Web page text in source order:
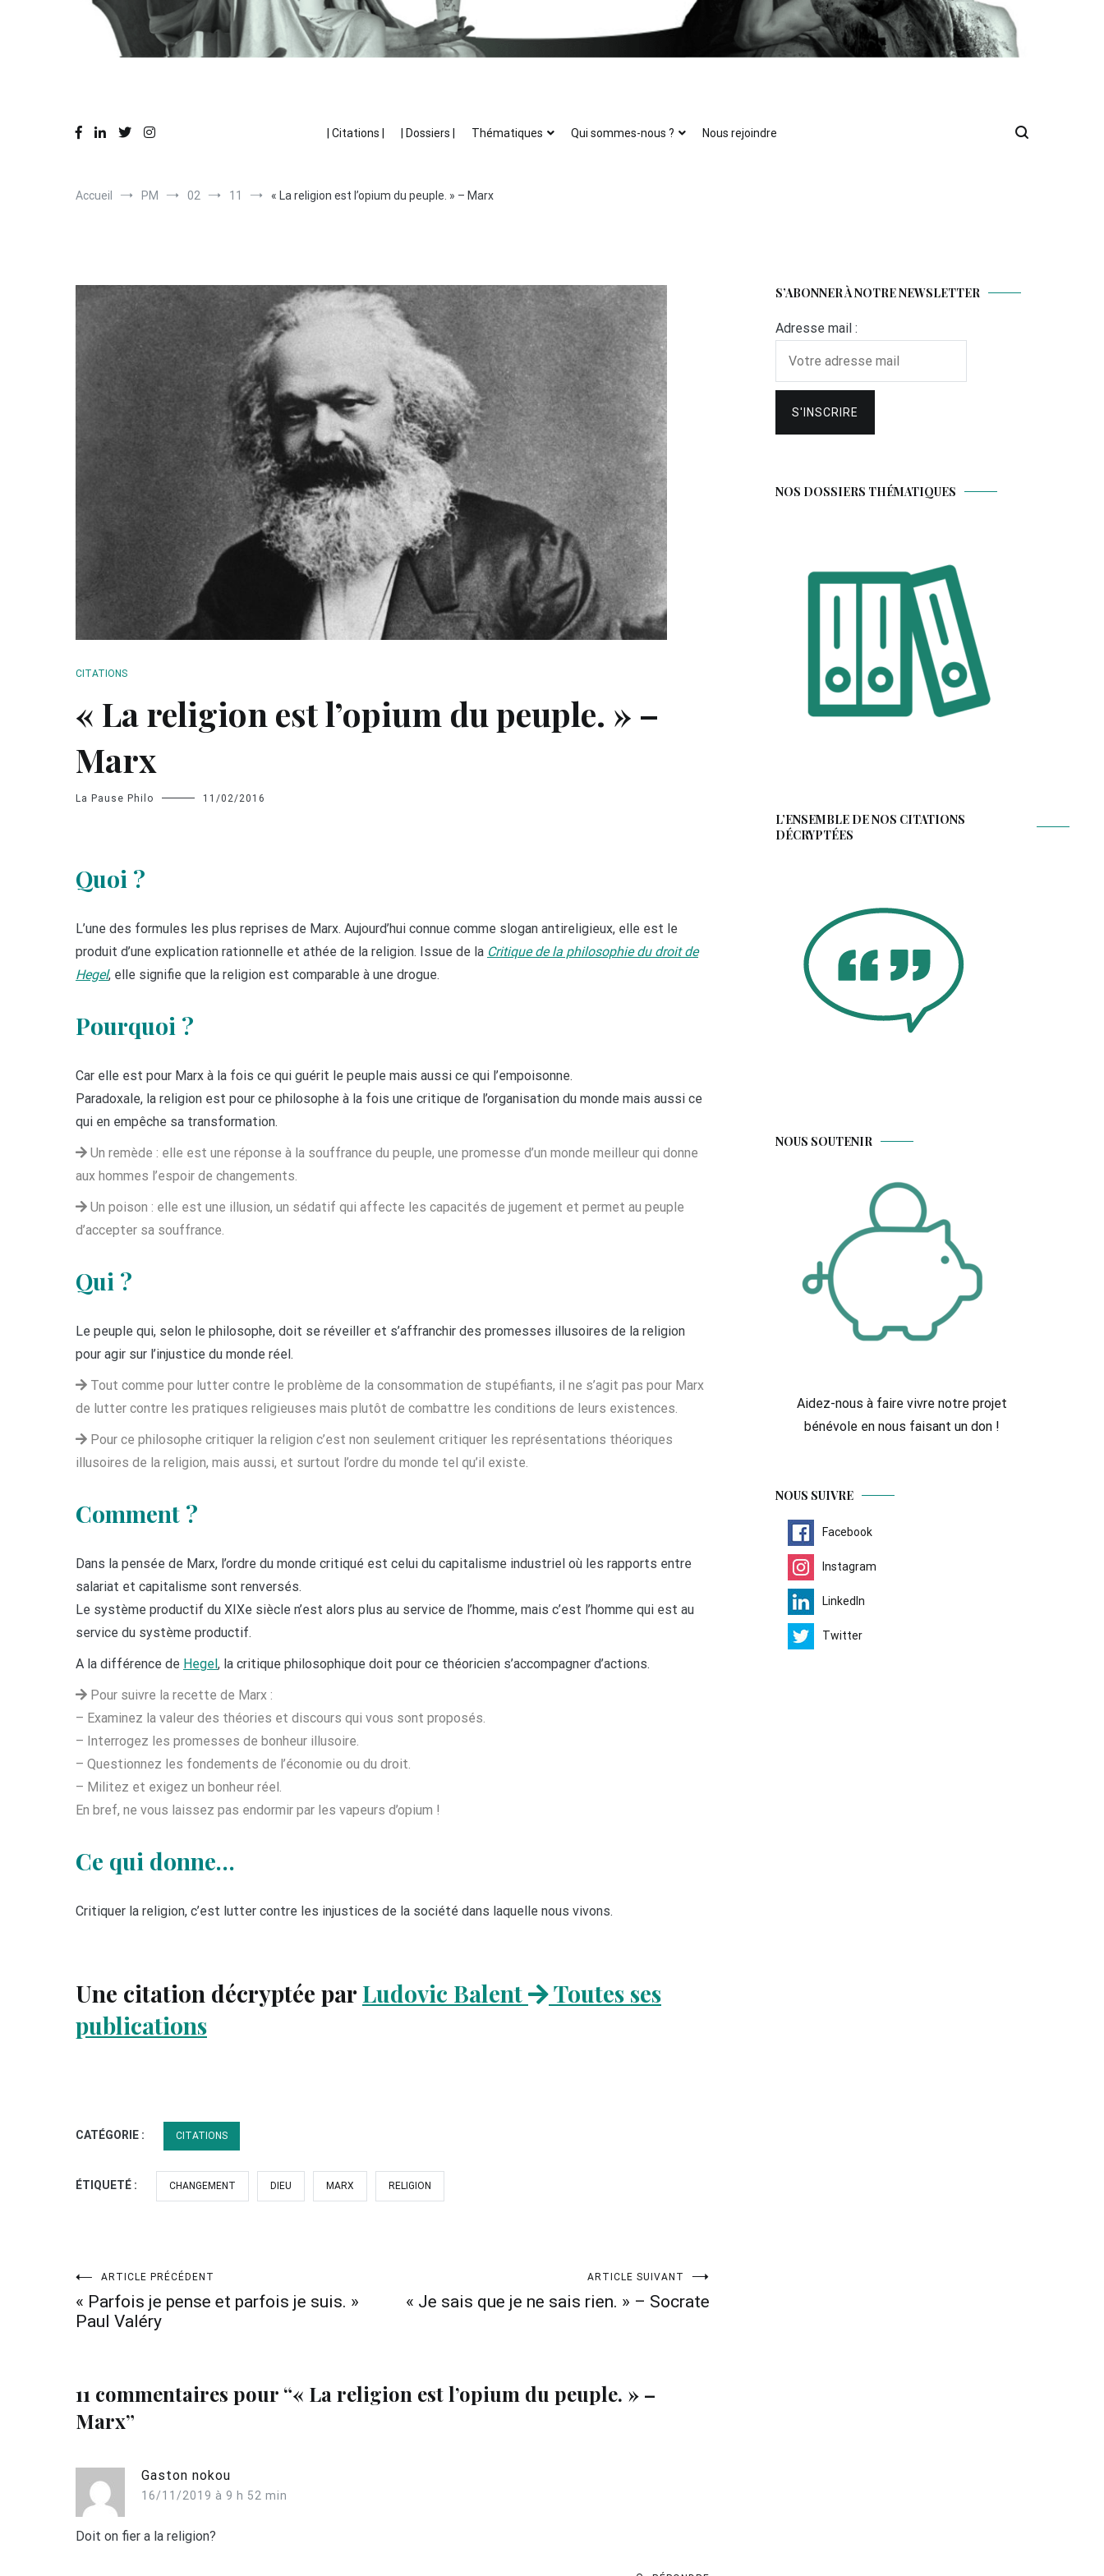
| Citations |
| Dossiers | Thématiques Qui sommes-nous ? Nous rejoindre
Accueil PM 02 11 « La religion est l’opium du peuple. » – Marx
CITATIONS
« La religion est l’opium du peuple. » –
Marx
La Pause Philo 11/02/2016
Quoi ?
L’une des formules les plus reprises de Marx. Aujourd’hui connue comme slogan antireligieux, elle est le
produit d’une explication rationnelle et athée de la religion. Issue de la Critique de la philosophie du droitde
Hegel, elle signifie que la religion est comparable à une drogue.
Pourquoi ?
Car elle est pour Marx à la fois ce qui guérit le peuple mais aussi ce qui l’empoisonne.
Paradoxale, la religion est pour ce philosophe à la fois une critique de l’organisation du monde mais aussi ce
qui en empêche sa transformation.
Un remède : elle est une réponse à la souffrance du peuple, une promesse d’un monde meilleur qui donne
aux hommes l’espoir de changements.
Un poison : elle est une illusion, un sédatif qui affecte les capacités de jugement et permet au peuple
d’accepter sa souffrance.
Qui ?
Le peuple qui, selon le philosophe, doit se réveiller et s’affranchir des promesses illusoires de la religion
pour agir sur l’injustice du monde réel.
Tout comme pour lutter contre le problème de la consommation de stupéfiants, il ne s’agit pas pour Marx
de lutter contre les pratiques religieuses mais plutôt de combattre les conditions de leurs existences.
Pour ce philosophe critiquer la religion c’est non seulement critiquer les représentations théoriques
illusoires de la religion, mais aussi, et surtout l’ordre du monde tel qu’il existe.
Comment ?
Dans la pensée de Marx, l’ordre du monde critiqué est celui du capitalisme industriel où les rapports entre
salariat et capitalisme sont renversés.
Le système productif du XIXe siècle n’est alors plus au service de l’homme, mais c’est l’homme qui est au
service du système productif.
A la différence de Hegel , la critique philosophique doit pour ce théoricien s’accompagner d’actions.
Pour suivre la recette de Marx :
– Examinez la valeur des théories et discours qui vous sont proposés.
– Interrogez les promesses de bonheur illusoire.
– Questionnez les fondements de l’économie ou du droit.
– Militez et exigez un bonheur réel.
En bref, ne vous laissez pas endormir par les vapeurs d’opium !
Ce qui donne…
Critiquer la religion, c’est lutter contre les injustices de la société dans laquelle nous vivons.
Une citation décryptée parLudovic Balent
Toutes ses
publications
CATÉGORIE : CITATIONS
ÉTIQUETÉ : CHANGEMENT DIEU MARX RELIGION
Navigation
de
ARTICLE PRÉCÉDENT
« Parfois je pense et parfois je suis. »
Paul Valéry
ARTICLE SUIVANT
« Je sais que je ne sais rien. » – Socrate
11 commentaires pour “« La religion est l’opium du peuple. » –
Marx”
Gaston nokou
16/11/2019 à 9 h 52 min
Doit on fier a la religion?
S’ABONNER À NOTRE NEWSLETTER
Adresse mail :
NOS DOSSIERS THÉMATIQUES
L’ENSEMBLE DE NOS CITATIONS
DÉCRYPTÉES
NOUS SOUTENIR
Aidez-nous à faire vivre notre projet
bénévole en nous faisant un don !
NOUS SUIVRE
Facebook
Instagram
LinkedIn
Twitter